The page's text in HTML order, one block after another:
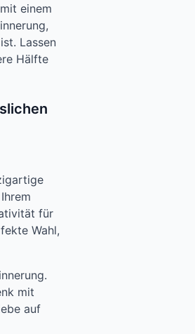
einem
Lassen
Hälfte
für
Wahl,
mit
auf